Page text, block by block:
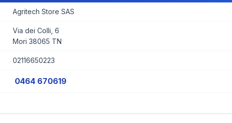
Agritech Store SAS
Via dei Colli, 6
Mori 38065 TN
02116650223
0464 670619